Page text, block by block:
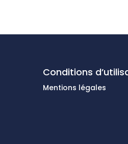
Conditions
Mentions légales